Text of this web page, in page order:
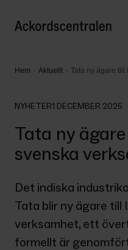
Hem Aktuellt Tata ny ägare till
NYHETER1 DECEMBER 2025
Tata ny
svenska
Det indiska
Tata blir ny ägare till
verksamhet, ett
formellt är